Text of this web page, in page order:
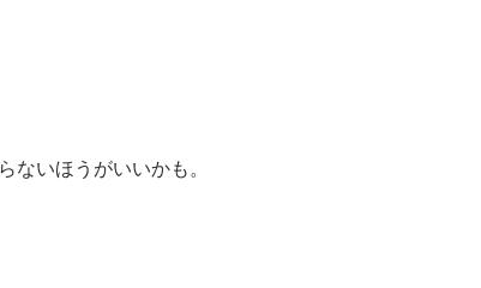
ないほうがいいかも。